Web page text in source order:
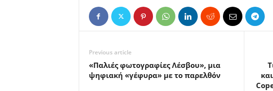
Previous article
«Παλιές φωτογραφίες Λέσβου», μια
ψηφιακή «γέφυρα» με το παρελθόν